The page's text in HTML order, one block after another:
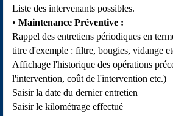
Liste des intervenants possibles.
Maintenance Préventive :
Rappel des entretiens périodiques en
titre d'exemple : filtre, bougies, vidange
Affichage l'historique des opérations
l'intervention, coût de l'intervention etc.)
Saisir la date du dernier entretien
Saisir le kilométrage effectué